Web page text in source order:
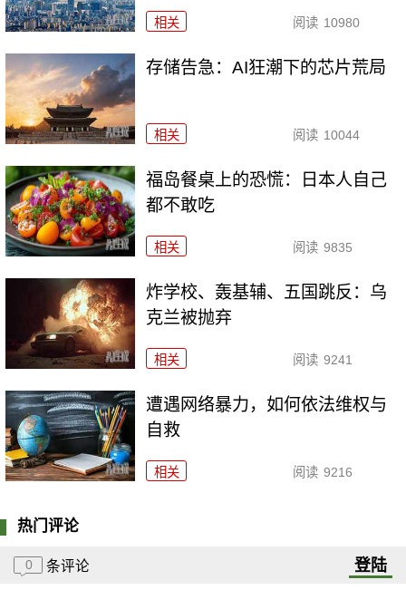
相关 阅读 10980
存储告急：AI狂潮下的芯片荒局
相关 阅读 10044
福岛餐桌上的恐慌：日本人自己
都不敢吃
相关 阅读 9835
炸学校、轰基辅、五国跳反：乌
克兰被抛弃
相关 阅读 9241
遭遇网络暴力，如何依法维权与
自救
相关 阅读 9216
热门评论
0 条评论 登陆